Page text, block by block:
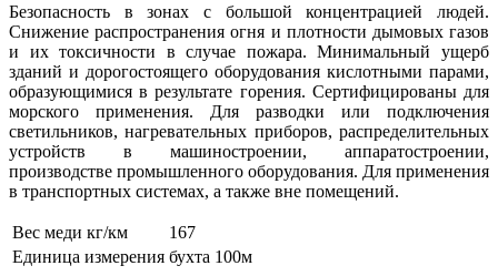
Безопасность в зонах с большой концентрацией людей.
Снижение распространения огня и плотности дымовых газов
и их токсичности в случае пожара. Минимальный ущерб
зданий и дорогостоящего оборудования кислотными парами,
образующимися в результате горения. Сертифицированы для
морского применения. Для разводки или подключения
светильников, нагревательных приборов, распределительных
устройств в машиностроении, аппаратостроении,
производстве промышленного оборудования. Для применения
в транспортных системах, а также вне помещений.
Вес меди кг/км
167
Единица измерения бухта 100м